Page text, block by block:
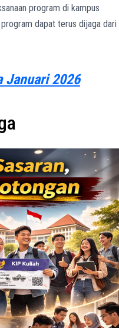
program di kampus
dapat terus dijaga dari
Januari 2026